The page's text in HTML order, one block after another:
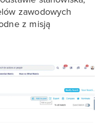
zawodowych
z misją